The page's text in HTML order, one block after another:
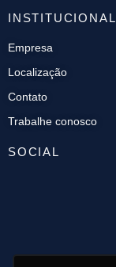
INSTITUCIONAL
Empresa
Localização
Contato
Trabalhe conosco
SOCIAL